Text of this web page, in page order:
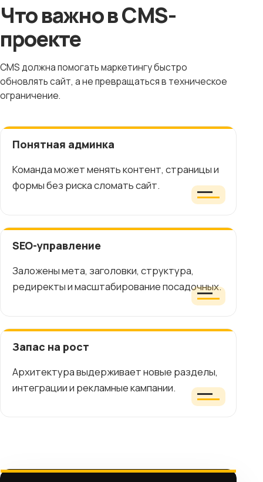
Что важно в CMS-
проекте
CMS должна помогать маркетингу быстро
обновлять сайт, а не превращаться в техническое
ограничение.
Понятная админка
Команда может менять контент, страницы и
формы без риска сломать сайт.
SEO-управление
Заложены мета, заголовки, структура,
редиректы и масштабирование посадочных.
Запас на рост
Архитектура выдерживает новые разделы,
интеграции и рекламные кампании.